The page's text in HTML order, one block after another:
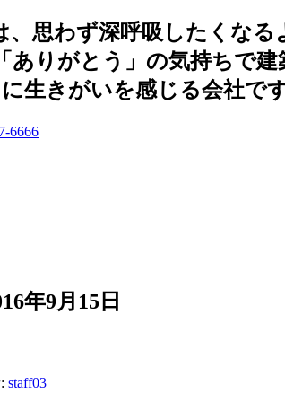
、思わず深呼吸したくな
ありがとう」の気持ちで
生きがいを感じる会社です
6666
年9月15日
staff03